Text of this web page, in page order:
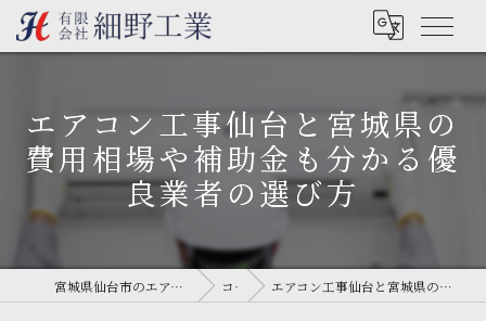
エアコン工事仙台と宮城県の
費用相場や補助金も分かる優
良業者の選び方
宮城県仙台市のエアコン工事なら有限会社細野工業 コラム エアコン工事仙台と宮城県の費用相場や補助金も分かる優良業者の選び方